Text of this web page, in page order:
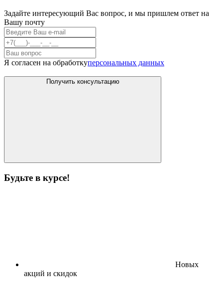
Задайте интересующий Вас вопрос, и мы пришлем ответ на
Вашу почту
Я согласен на обработкуперсональных данных
Получить консультацию
Будьте в курсе!
Новых
акций и скидок